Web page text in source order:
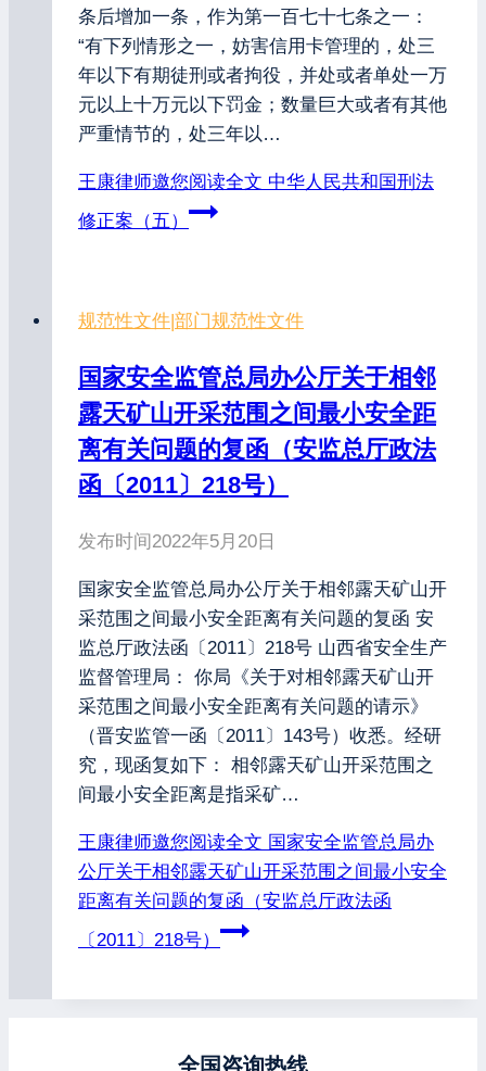
条后增加一条，作为第一百七十七条之一：
“有下列情形之一，妨害信用卡管理的，处三
年以下有期徒刑或者拘役，并处或者单处一万
元以上十万元以下罚金；数量巨大或者有其他
严重情节的，处三年以…
王康律师邀您阅读全文 中华人民共和国刑法
修正案（五）
规范性文件|部门规范性文件
国家安全监管总局办公厅关于相邻
露天矿山开采范围之间最小安全距
离有关问题的复函（安监总厅政法
函〔2011〕218号）
发布时间2022年5月20日
国家安全监管总局办公厅关于相邻露天矿山开
采范围之间最小安全距离有关问题的复函 安
监总厅政法函〔2011〕218号 山西省安全生产
监督管理局： 你局《关于对相邻露天矿山开
采范围之间最小安全距离有关问题的请示》
（晋安监管一函〔2011〕143号）收悉。经研
究，现函复如下： 相邻露天矿山开采范围之
间最小安全距离是指采矿…
王康律师邀您阅读全文 国家安全监管总局办
公厅关于相邻露天矿山开采范围之间最小安全
距离有关问题的复函（安监总厅政法函
〔2011〕218号）
全国咨询热线